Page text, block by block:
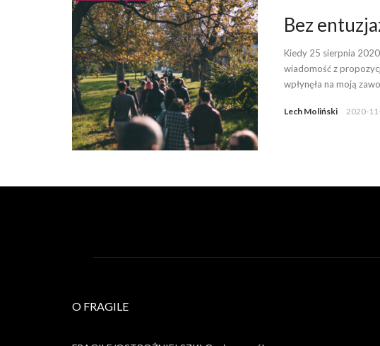
Bez
Kiedy 25 sierpnia
wiadomość z
wpłynęła na moją
Lech Moliński 2020-
O FRAGILE